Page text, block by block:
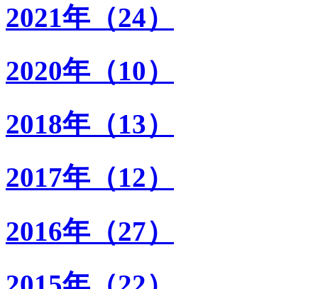
2021年（24）
2020年（10）
2018年（13）
2017年（12）
2016年（27）